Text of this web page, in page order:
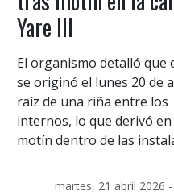
Yare III
El organismo detalló que
se originó el lunes 20 de
raíz de una riña entre los
internos, lo que derivó
motín dentro de las
martes, 21 abril 2026 -